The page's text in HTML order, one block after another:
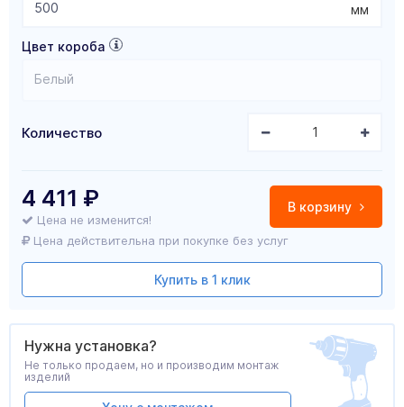
мм
Цвет короба
Белый
Количество
В корзину
4 411 ₽
Цена не изменится!
Цена действительна при покупке без услуг
Купить в 1 клик
Нужна установка?
Не только продаем, но и производим монтаж
изделий